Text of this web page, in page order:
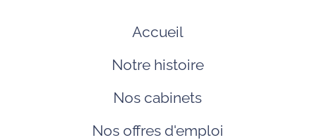
Accueil
Notre histoire
Nos cabinets
Nos offres d'emploi